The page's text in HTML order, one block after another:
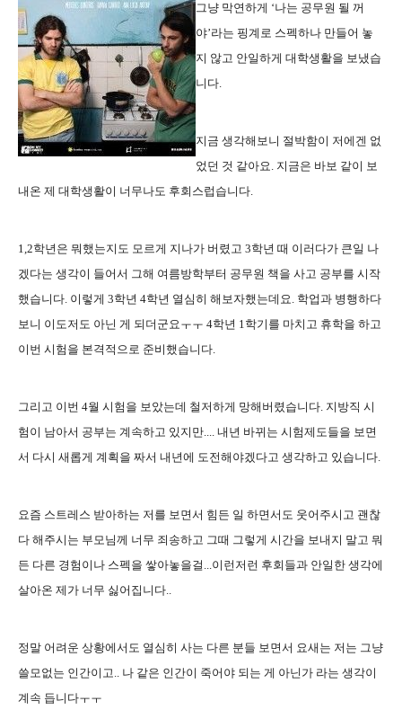
그냥 막연하게 ‘나는 공무원 될 꺼
야’라는 핑계로 스펙하나 만들어 놓
지 않고 안일하게 대학생활을 보냈습
니다.
지금 생각해보니 절박함이 저에겐 없
었던 것 같아요. 지금은 바보 같이 보
내온 제 대학생활이 너무나도 후회스럽습니다.
1,2학년은 뭐했는지도 모르게 지나가 버렸고 3학년 때 이러다가 큰일 나
겠다는 생각이 들어서 그해 여름방학부터 공무원 책을 사고 공부를 시작
했습니다. 이렇게 3학년 4학년 열심히 해보자했는데요. 학업과 병행하다
보니 이도저도 아닌 게 되더군요ㅜㅜ 4학년 1학기를 마치고 휴학을 하고
이번 시험을 본격적으로 준비했습니다.
그리고 이번 4월 시험을 보았는데 철저하게 망해버렸습니다. 지방직 시
험이 남아서 공부는 계속하고 있지만.... 내년 바뀌는 시험제도들을 보면
서 다시 새롭게 계획을 짜서 내년에 도전해야겠다고 생각하고 있습니다.
요즘 스트레스 받아하는 저를 보면서 힘든 일 하면서도 웃어주시고 괜찮
다 해주시는 부모님께 너무 죄송하고 그때 그렇게 시간을 보내지 말고 뭐
든 다른 경험이나 스펙을 쌓아놓을걸...이런저런 후회들과 안일한 생각에
살아온 제가 너무 싫어집니다..
정말 어려운 상황에서도 열심히 사는 다른 분들 보면서 요새는 저는 그냥
쓸모없는 인간이고.. 나 같은 인간이 죽어야 되는 게 아닌가 라는 생각이
계속 듭니다ㅜㅜ